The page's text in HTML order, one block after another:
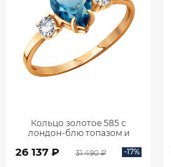
Кольцо золотое 585 с
лондон‑блю топазом и
фианитами 1101174-00740
26 137 ₽ 31 490 ₽ -17%